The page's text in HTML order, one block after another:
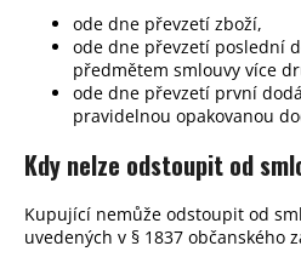
ode dne převzetí zboží,
ode dne převzetí poslední
předmětem smlouvy více
ode dne převzetí první
pravidelnou opakovanou
Kdy nelze odstoupit od
Kupující nemůže odstoupit od
uvedených v § 1837 občanského